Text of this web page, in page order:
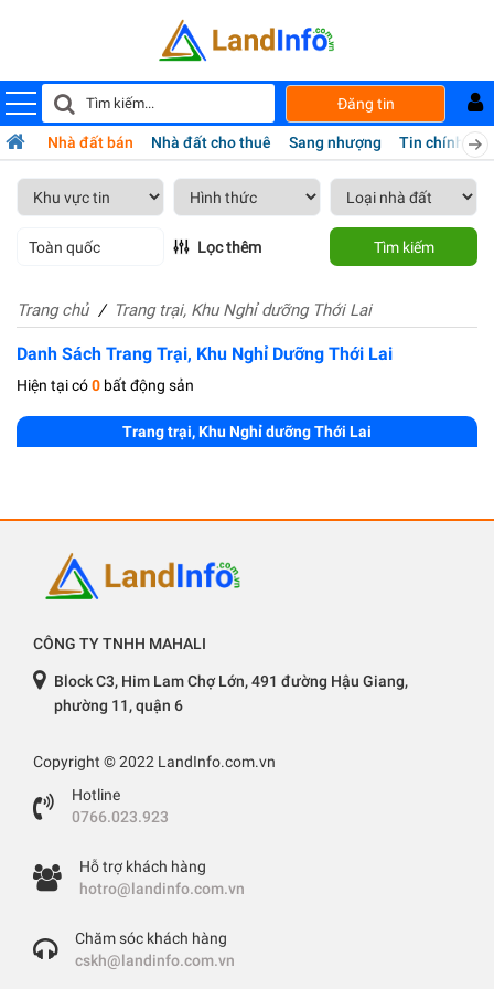
Đăng tin
Nhà đất bán Nhà đất cho thuê Sang nhượng Tin chính chủ
Toàn quốc Lọc thêm Tìm kiếm
Trang chủ Trang trại, Khu Nghỉ dưỡng Thới Lai
Danh Sách Trang Trại, Khu Nghỉ Dưỡng Thới Lai
Hiện tại có0 bất động sản
Trang trại, Khu Nghỉ dưỡng Thới Lai
CÔNG TY TNHH MAHALI
Block C3, Him Lam Chợ Lớn, 491 đường Hậu Giang,
phường 11, quận 6
Copyright © 2022 LandInfo.com.vn
Hotline
0766.023.923
Hỗ trợ khách hàng
hotro@landinfo.com.vn
Chăm sóc khách hàng
cskh@landinfo.com.vn